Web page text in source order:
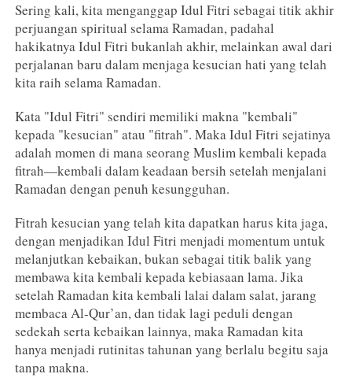
Sering kali, kita menganggap Idul Fitri sebagai titik akhir
perjuangan spiritual selama Ramadan, padahal
hakikatnya Idul Fitri bukanlah akhir, melainkan awal dari
perjalanan baru dalam menjaga kesucian hati yang telah
kita raih selama Ramadan.
Kata "Idul Fitri" sendiri memiliki makna "kembali"
kepada "kesucian" atau "fitrah". Maka Idul Fitri sejatinya
adalah momen di mana seorang Muslim kembali kepada
fitrah—kembali dalam keadaan bersih setelah menjalani
Ramadan dengan penuh kesungguhan.
Fitrah kesucian yang telah kita dapatkan harus kita jaga,
dengan menjadikan Idul Fitri menjadi momentum untuk
melanjutkan kebaikan, bukan sebagai titik balik yang
membawa kita kembali kepada kebiasaan lama. Jika
setelah Ramadan kita kembali lalai dalam salat, jarang
membaca Al-Qur’an, dan tidak lagi peduli dengan
sedekah serta kebaikan lainnya, maka Ramadan kita
hanya menjadi rutinitas tahunan yang berlalu begitu saja
tanpa makna.